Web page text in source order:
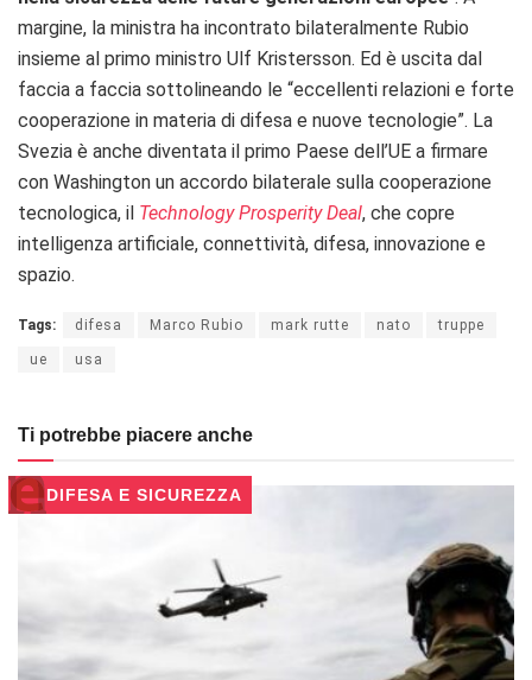
margine, la ministra ha incontrato bilateralmente Rubio
insieme al primo ministro Ulf Kristersson. Ed è uscita dal
faccia a faccia sottolineando le “eccellenti relazioni e forte
cooperazione in materia di difesa e nuove tecnologie”. La
Svezia è anche diventata il primo Paese dell’UE a firmare
con Washington un accordo bilaterale sulla cooperazione
tecnologica, il Technology Prosperity Deal, che copre
intelligenza artificiale, connettività, difesa, innovazione e
spazio.
Tags: difesa Marco Rubio mark rutte nato truppe
ue usa
Ti potrebbe piacere anche
DIFESA E SICUREZZA